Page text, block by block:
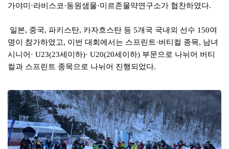
가야미·라비스코·동원샘물·미르존물약연구소가 협찬하였다.
일본, 중국, 파키스탄, 카자흐스탄 등 5개국 국내외 선수 150여
명이 참가하였고, 이번 대회에서는 스프린트·버티컬 종목, 남녀
시니어· U23(23세이하)· U20(20세이하) 부문으로 나뉘어 버티
컬과 스프린트 종목으로 나뉘어 진행되었다.